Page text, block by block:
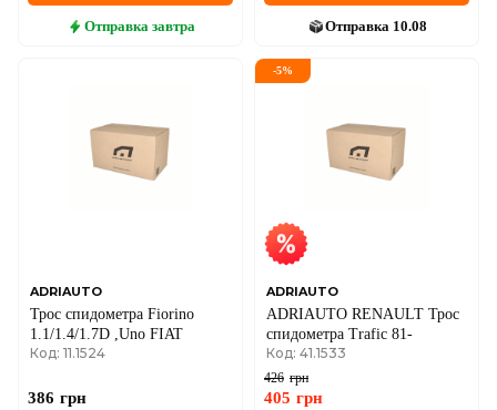
Отправка завтра Отправка 10.08
ADRIAUTO
Трос спидометра Fiorino
1.1/1.4/1.7D ,Uno FIAT
Код: 11.1524
386 грн
-5%
ADRIAUTO
ADRIAUTO RENAULT Трос
спидометра Trafic 81-
Код: 41.1533
426 грн
405 грн